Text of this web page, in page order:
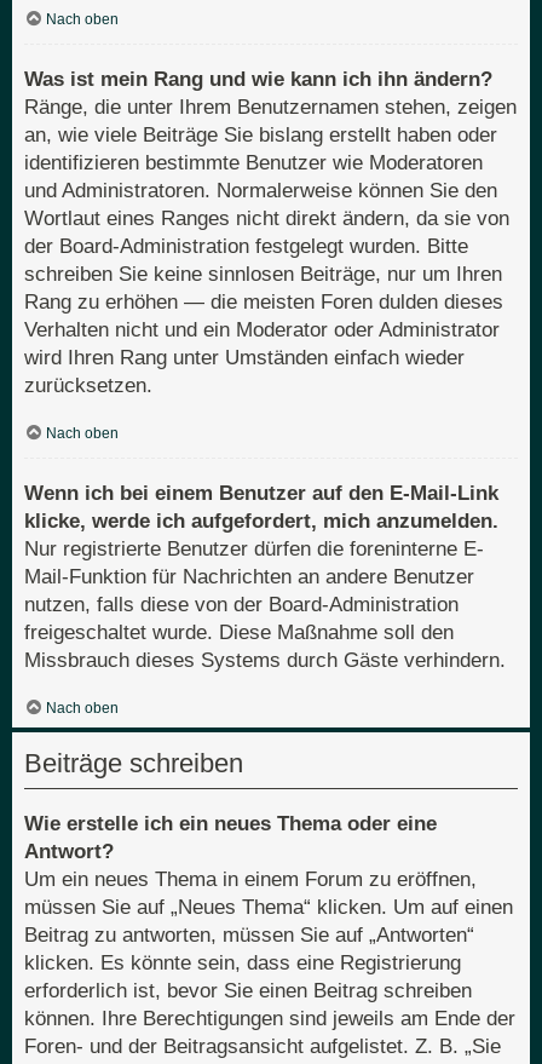
Nach oben
Was ist mein Rang und wie kann ich ihn ändern?
Ränge, die unter Ihrem Benutzernamen stehen, zeigen
an, wie viele Beiträge Sie bislang erstellt haben oder
identifizieren bestimmte Benutzer wie Moderatoren
und Administratoren. Normalerweise können Sie den
Wortlaut eines Ranges nicht direkt ändern, da sie von
der Board-Administration festgelegt wurden. Bitte
schreiben Sie keine sinnlosen Beiträge, nur um Ihren
Rang zu erhöhen — die meisten Foren dulden dieses
Verhalten nicht und ein Moderator oder Administrator
wird Ihren Rang unter Umständen einfach wieder
zurücksetzen.
Nach oben
Wenn ich bei einem Benutzer auf den E-Mail-Link
klicke, werde ich aufgefordert, mich anzumelden.
Nur registrierte Benutzer dürfen die foreninterne E-
Mail-Funktion für Nachrichten an andere Benutzer
nutzen, falls diese von der Board-Administration
freigeschaltet wurde. Diese Maßnahme soll den
Missbrauch dieses Systems durch Gäste verhindern.
Nach oben
Beiträge schreiben
Wie erstelle ich ein neues Thema oder eine
Antwort?
Um ein neues Thema in einem Forum zu eröffnen,
müssen Sie auf „Neues Thema“ klicken. Um auf einen
Beitrag zu antworten, müssen Sie auf „Antworten“
klicken. Es könnte sein, dass eine Registrierung
erforderlich ist, bevor Sie einen Beitrag schreiben
können. Ihre Berechtigungen sind jeweils am Ende der
Foren- und der Beitragsansicht aufgelistet. Z. B. „Sie